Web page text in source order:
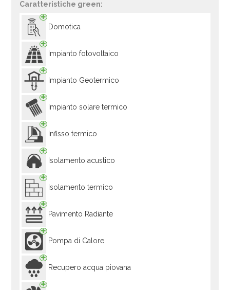
Caratteristiche green:
Domotica
Impianto fotovoltaico
Impianto Geotermico
Impianto solare termico
Infisso termico
Isolamento acustico
Isolamento termico
Pavimento Radiante
Pompa di Calore
Recupero acqua piovana